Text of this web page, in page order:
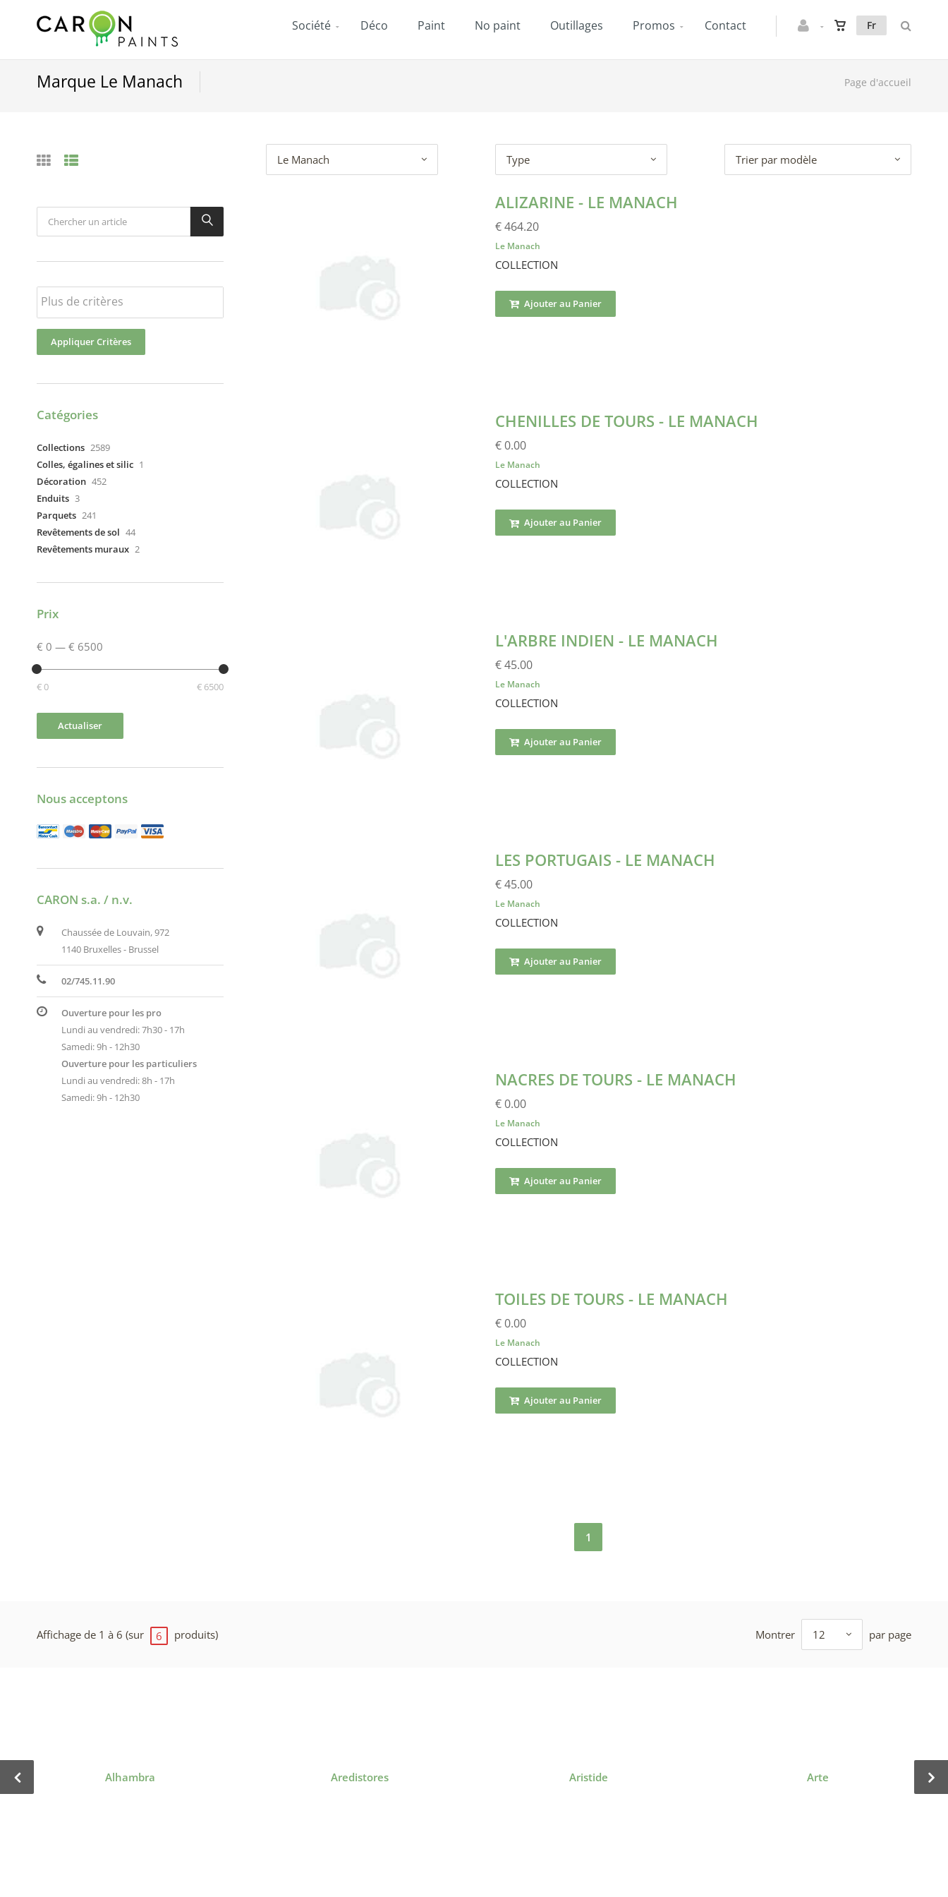
Fr
Société Déco Paint No paint Outillages Promos Contact
Marque Le Manach Page d'accueil
Le Manach Type Trier par modèle
ALIZARINE - LE MANACH
€ 464.20
Le Manach
COLLECTION
Ajouter au Panier
CHENILLES DE TOURS - LE MANACH
€ 0.00
Le Manach
COLLECTION
Ajouter au Panier
L'ARBRE INDIEN - LE MANACH
€ 45.00
Le Manach
COLLECTION
Ajouter au Panier
LES PORTUGAIS - LE MANACH
€ 45.00
Le Manach
COLLECTION
Ajouter au Panier
NACRES DE TOURS - LE MANACH
€ 0.00
Le Manach
COLLECTION
Ajouter au Panier
TOILES DE TOURS - LE MANACH
€ 0.00
Le Manach
COLLECTION
Ajouter au Panier
1
Appliquer Critères
Catégories
Collections 2589
Colles, égalines et silic 1
Décoration 452
Enduits 3
Parquets 241
Revêtements de sol 44
Revêtements muraux 2
Prix
€ 0 — € 6500
€ 0 € 6500
Actualiser
Nous acceptons
CARON s.a. / n.v.
Chaussée de Louvain, 972
1140 Bruxelles - Brussel
02/745.11.90
Ouverture pour les pro
Lundi au vendredi: 7h30 - 17h
Samedi: 9h - 12h30
Ouverture pour les particuliers
Lundi au vendredi: 8h - 17h
Samedi: 9h - 12h30
Affichage de 1 à 6 (sur 6 produits) Montrer 12 par page
Alhambra Aredistores Aristide Arte